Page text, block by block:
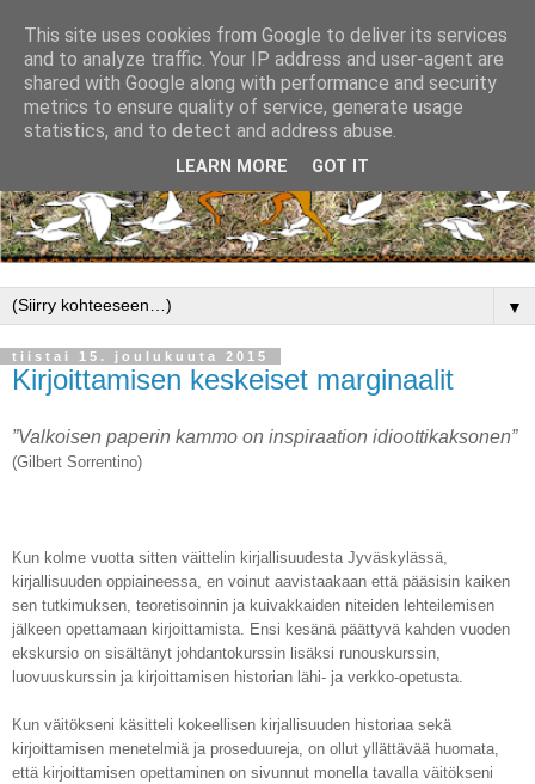
▼
tiistai 15. joulukuuta 2015
Kirjoittamisen keskeiset marginaalit
”Valkoisen paperin kammo on inspiraation idioottikaksonen”
(Gilbert Sorrentino)
Kun kolme vuotta sitten väittelin kirjallisuudesta Jyväskylässä,
kirjallisuuden oppiaineessa, en voinut aavistaakaan että pääsisin kaiken
sen tutkimuksen, teoretisoinnin ja kuivakkaiden niteiden lehteilemisen
jälkeen opettamaan kirjoittamista. Ensi kesänä päättyvä kahden vuoden
ekskursio on sisältänyt johdantokurssin lisäksi runouskurssin,
luovuuskurssin ja kirjoittamisen historian lähi- ja verkko-opetusta.
Kun väitökseni käsitteli kokeellisen kirjallisuuden historiaa sekä
kirjoittamisen menetelmiä ja proseduureja, on ollut yllättävää huomata,
että kirjoittamisen opettaminen on sivunnut monella tavalla väitökseni
This site uses cookies from Google to deliver its services
and to analyze traffic. Your IP address and user-agent are
shared with Google along with performance and security
metrics to ensure quality of service, generate usage
statistics, and to detect and address abuse.
LEARN MORE GOT IT